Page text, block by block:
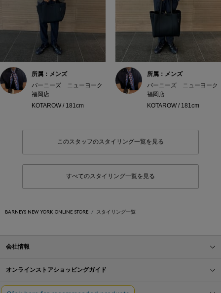
所属：メンズ
バーニーズ ニューヨーク
福岡店
KOTAROW / 181cm
所属：メンズ
バーニーズ ニューヨーク
福岡店
KOTAROW / 181cm
このスタッフのスタイリング一覧を見る
すべてのスタイリング一覧を見る
BARNEYS NEW YORK ONLINE STORE スタイリング一覧
会社情報
オンラインストアショッピングガイド